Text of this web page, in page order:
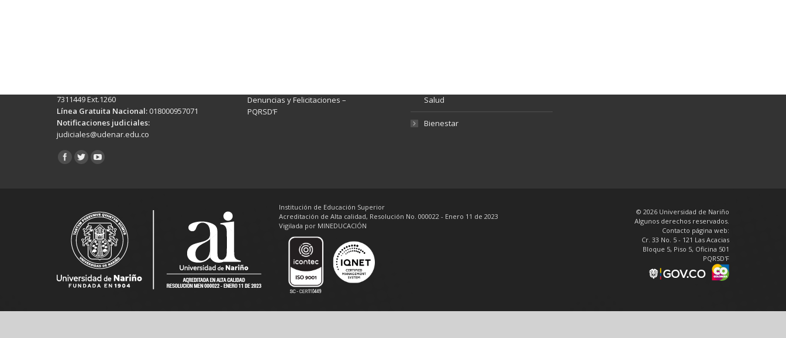
7311449 Ext.1260
Línea Gratuita Nacional: 018000957071
Notificaciones judiciales:
judiciales@udenar.edu.co
Encuéntranos en:
Denuncias y Felicitaciones –
PQRSD’F
Salud
Bienestar
Institución de Educación Superior
Acreditación de Alta calidad, Resolución No. 000022 - Enero 11 de 2023
Vigilada por MINEDUCACIÓN
© 2026 Universidad de Nariño
Algunos derechos reservados.
Contacto página web:
Cr. 33 No. 5 - 121 Las Acacias
Bloque 5, Piso 5, Oficina 501
PQRSD'F